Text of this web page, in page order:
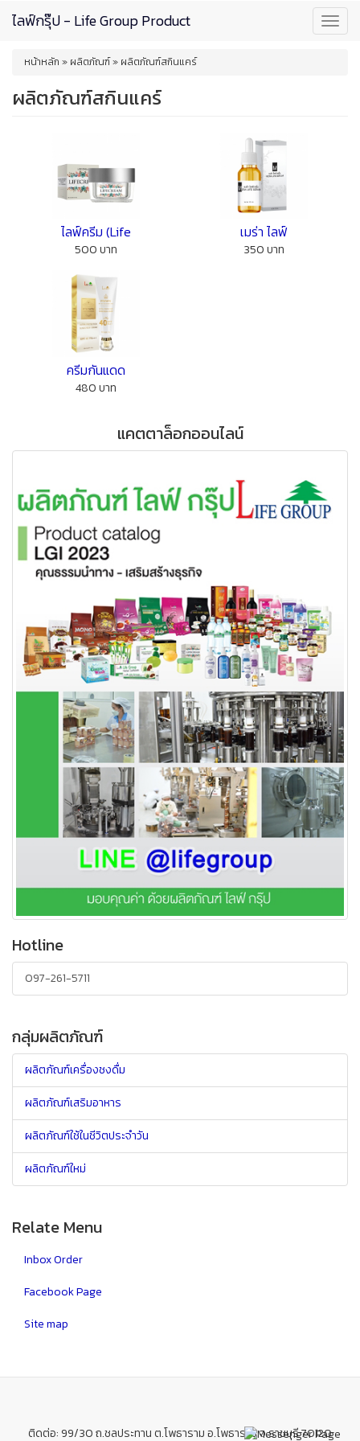
content
ไลฟ์กรุ๊ป - Life Group Product
You
here
หน้าหลัก » ผลิตภัณฑ์» ผลิตภัณฑ์สกินแคร์
ผลิตภัณฑ์สกินแคร์
ไลฟ์ครีม (Life
500 บาท
เมร่า ไลฟ์
350 บาท
ครีมกันแดด
480 บาท
แคตตาล็อกออนไลน์
Hotline
097-261-5711
กลุ่มผลิตภัณฑ์
ผลิตภัณฑ์เครื่องชงดื่ม
ผลิตภัณฑ์เสริมอาหาร
ผลิตภัณฑ์ใช้ในชีวิตประจำวัน
ผลิตภัณฑ์ใหม่
Relate Menu
Inbox Order
Facebook Page
Site map
ติดต่อ: 99/30 ถ.ชลประทาน ต.โพธาราม อ.โพธาราม จ.ราชบุรี 70120